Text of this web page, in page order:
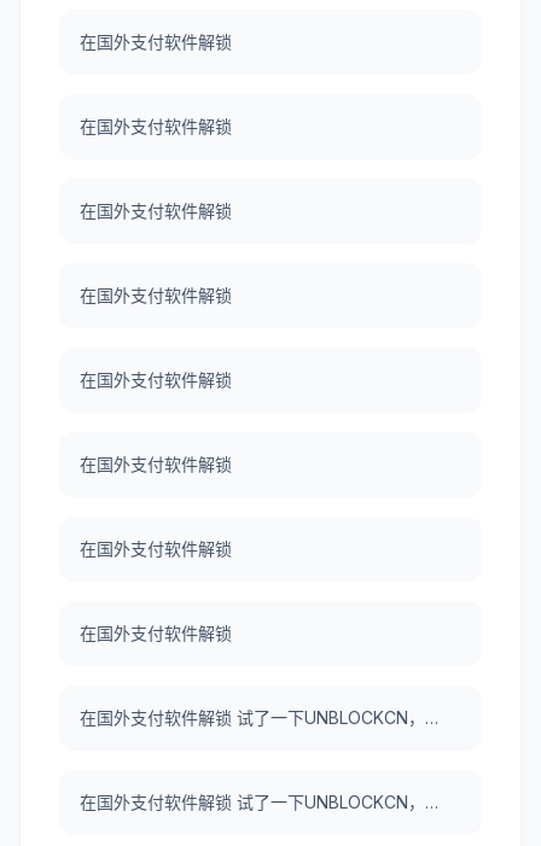
在国外支付软件解锁
在国外支付软件解锁
在国外支付软件解锁
在国外支付软件解锁
在国外支付软件解锁
在国外支付软件解锁
在国外支付软件解锁
在国外支付软件解锁
在国外支付软件解锁 试了一下UNBLOCKCN，真好用。
在国外支付软件解锁 试了一下UNBLOCKCN，真好用。